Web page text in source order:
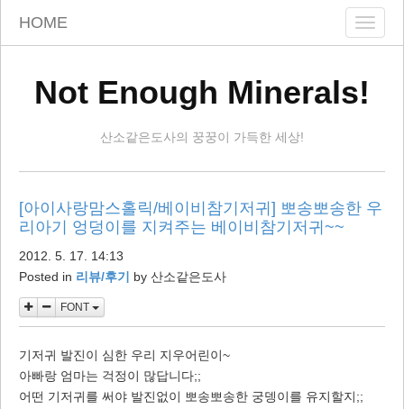
content
Toggle
HOME
Not Enough Minerals!
산소같은도사의 꿍꿍이 가득한 세상!
[아이사랑맘스홀릭/베이비참기저귀] 뽀송뽀송한 우
리아기 엉덩이를 지켜주는 베이비참기저귀~~
2012. 5. 17. 14:13
Posted in 리뷰/후기 by 산소같은도사
FONT
기저귀 발진이 심한 우리 지우어린이~
아빠랑 엄마는 걱정이 많답니다;;
어떤 기저귀를 써야 발진없이 뽀송뽀송한 궁뎅이를 유지할지;;